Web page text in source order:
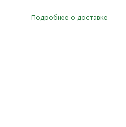
Подробнее о доставке